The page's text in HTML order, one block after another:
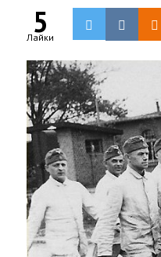
5
Лайки